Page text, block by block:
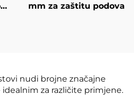
mm za zaštitu podova
nudi brojne značajne
za različite primjene.